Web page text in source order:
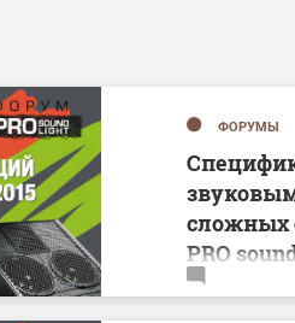
ФОРУМЫ
сложных
PRO